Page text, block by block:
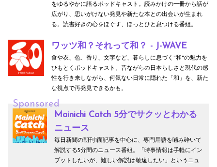
をゆるやかに語るポッドキャスト。読みかけの一冊から話が
広がり、思いがけない発見や新たな本との出会いが生まれ
る。読書好きの心をほぐす、ほっとひと息つける番組。
ワッツ和？それって和？ - J-WAVE
食や衣、色、香り、文字など、暮らしに息づく"和"の魅力を
ひもとくポッドキャスト。昔ながらの日本らしさと現代の感
性を行き来しながら、何気ない日常に隠れた「和」を、新た
な視点で再発見できるかも。
Sponsored
Mainichi Catch 5分でサクッとわかる
ニュース
毎日新聞の朝刊1面記事を中心に、専門用語を噛み砕いて
解説する5分間のニュース番組。「時事情報は手軽にイン
プットしたいが、難しい解説は敬遠したい」というニュ
o
v
e
e
d
e
d
li
n
b
l
e
o
la
t